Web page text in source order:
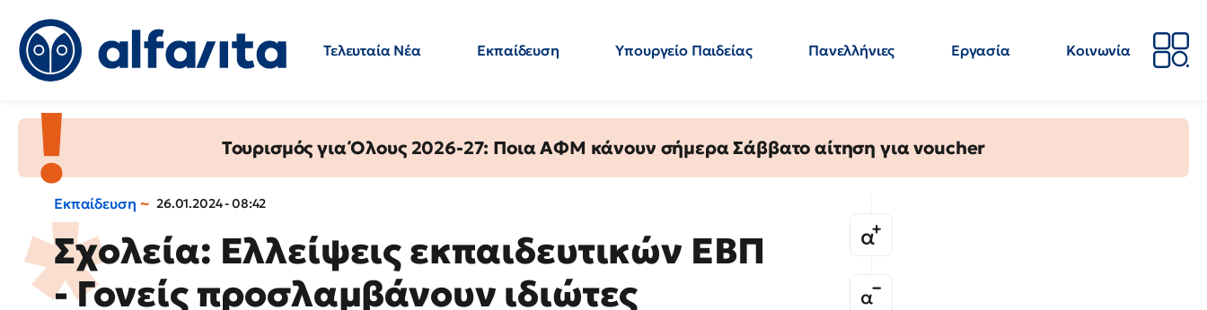
Τελευταία Νέα Εκπαίδευση Υπουργείο Παιδείας Πανελλήνιες Εργασία
Κοινωνία
Τουρισμός για Όλους 2026-27: Ποια ΑΦΜ κάνουν σήμερα Σάββατο αίτηση για voucher
Εκπαίδευση 26.01.2024 - 08:42
Σχολεία: Ελλείψεις εκπαιδευτικών ΕΒΠ
- Γονείς προσλαμβάνουν ιδιώτες